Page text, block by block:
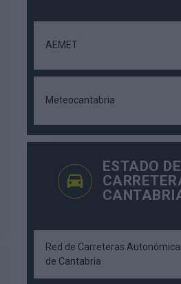
AEMET
Meteocantabria
ESTADO
Red de Carreteras
de Cantabria